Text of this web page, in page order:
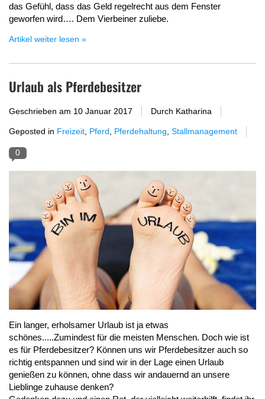
das Gefühl, dass das Geld regelrecht aus dem Fenster
geworfen wird…. Dem Vierbeiner zuliebe.
Artikel weiter lesen »
Urlaub als Pferdebesitzer
Geschrieben am 10 Januar 2017 Durch Katharina
Geposted in Freizeit, Pferd , Pferdehaltung, Stallmanagement
0
Ein langer, erholsamer Urlaub ist ja etwas
schönes.....Zumindest für die meisten Menschen. Doch wie ist
es für Pferdebesitzer? Können uns wir Pferdebesitzer auch so
richtig entspannen und sind wir in der Lage einen Urlaub
genießen zu können, ohne dass wir andauernd an unsere
Lieblinge zuhause denken?